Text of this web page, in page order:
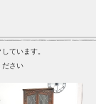
ています。
ださい